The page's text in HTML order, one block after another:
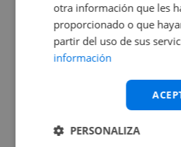
Volkswagen Multivan
La Volkswagen
destacada clasificación
sistemas de asistencia
elevado nivel de
colisión, con
más de 20 sistemas de
conducción.
otra información que les
proporcionado o que
partir del uso de sus
información
PERSONALIZA